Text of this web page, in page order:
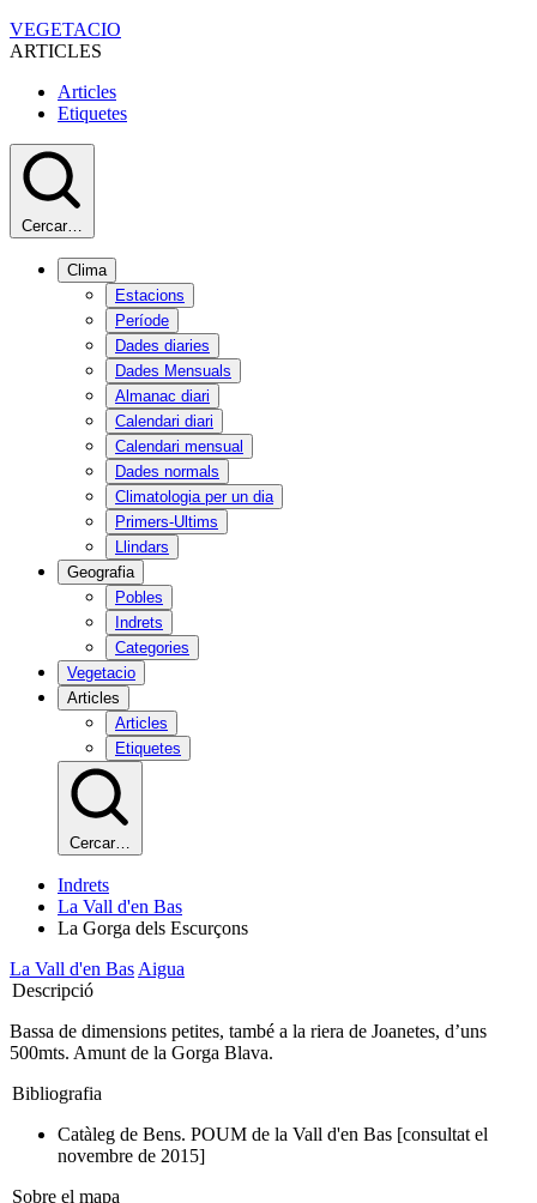
VEGETACIO
ARTICLES
Articles
Etiquetes
Cercar…
Clima
Estacions
Període
Dades diaries
Dades Mensuals
Almanac diari
Calendari diari
Calendari mensual
Dades normals
Climatologia per un dia
Primers-Ultims
Llindars
Geografia
Pobles
Indrets
Categories
Vegetacio
Articles
Articles
Etiquetes
Cercar…
Indrets
La Vall d'en Bas
La Gorga dels Escurçons
La Vall d'en Bas Aigua
Descripció
Bassa de dimensions petites, també a la riera de Joanetes, d’uns
500mts. Amunt de la Gorga Blava.
Bibliografia
Catàleg de Bens. POUM de la Vall d'en Bas [consultat el
novembre de 2015]
Sobre el mapa